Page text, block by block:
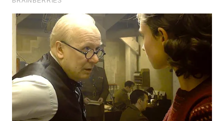
TANJUNG
LESUNG
WN
KARO
WN
SIMALUNGUN
WN